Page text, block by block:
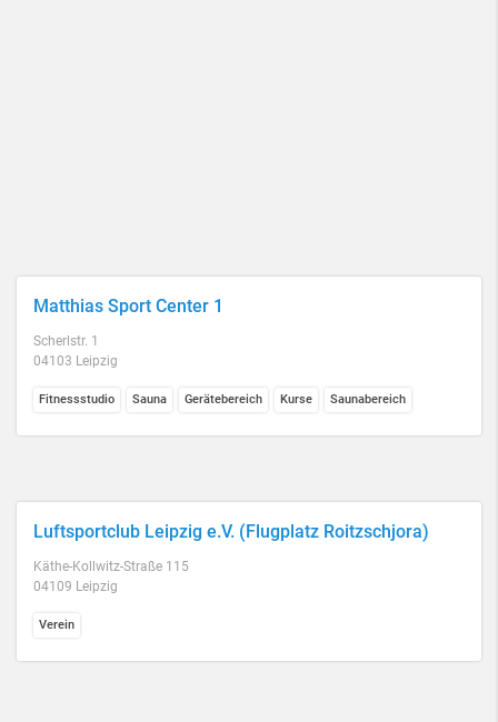
Matthias Sport Center 1
Scherlstr. 1
04103 Leipzig
Fitnessstudio Sauna Gerätebereich Kurse Saunabereich
Luftsportclub Leipzig e.V. (Flugplatz Roitzschjora)
Käthe-Kollwitz-Straße 115
04109 Leipzig
Verein